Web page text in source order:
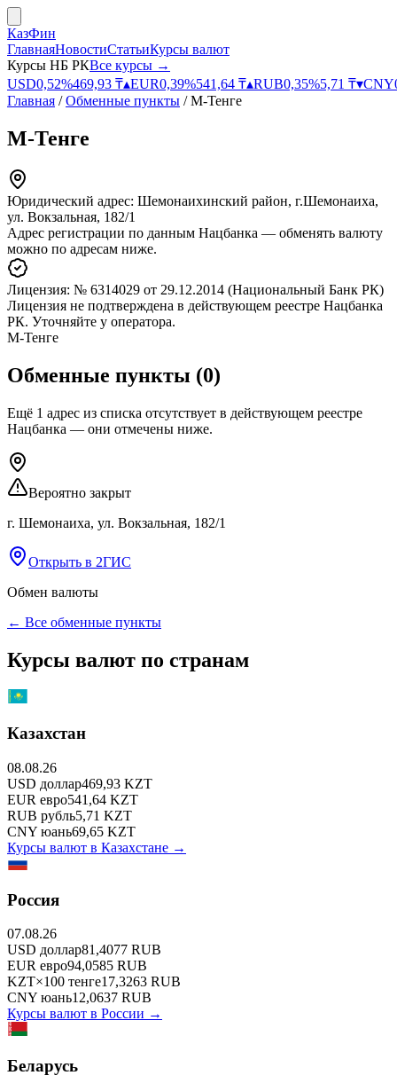
КазФин
ГлавнаяНовостиСтатьиКурсы валют
Курсы НБ РКВсе курсы →
USD0,52%469,93 ₸▴EUR0,39%541,64 ₸▴RUB0,35%5,71 ₸▾CNY
Главная /Обменные пункты /М-Тенге
М-Тенге
Юридический адрес: Шемонаихинский район, г.Шемонаиха,
ул. Вокзальная, 182/1
Адрес регистрации по данным Нацбанка — обменять валюту
можно по адресам ниже.
Лицензия: № 6314029 от 29.12.2014 (Национальный Банк РК)
Лицензия не подтверждена в действующем реестре Нацбанка
РК. Уточняйте у оператора.
М-Тенге
Обменные пункты (0)
Ещё 1 адрес из списка отсутствует в действующем реестре
Нацбанка — они отмечены ниже.
Вероятно закрыт
г. Шемонаиха, ул. Вокзальная, 182/1
Открыть в 2ГИС
Обмен валюты
← Все обменные пункты
Курсы валют по странам
Казахстан
08.08.26
USD доллар469,93 KZT
EUR евро541,64 KZT
RUB рубль5,71 KZT
CNY юань69,65 KZT
Курсы валют в Казахстане →
Россия
07.08.26
USD доллар81,4077 RUB
EUR евро94,0585 RUB
KZT×100 тенге17,3263 RUB
CNY юань12,0637 RUB
Курсы валют в России →
Беларусь